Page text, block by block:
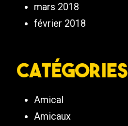
mars 2018
février 2018
Catégories
Amical
Amicaux